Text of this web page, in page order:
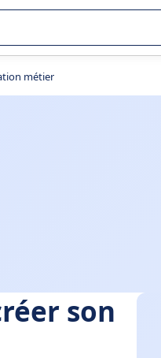
en entreprise.
métier
son